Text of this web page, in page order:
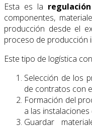
Esta es la
componentes,
producción desde el
proceso de producción
Este tipo de logística
Selección de los
de contratos con
Formación del
a las
Guardar